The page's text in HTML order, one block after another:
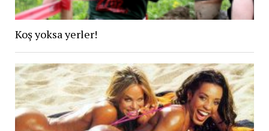
Koş yoksa yerler!